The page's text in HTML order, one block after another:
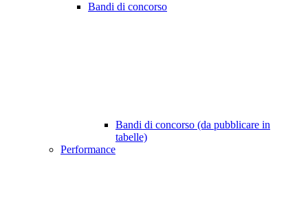
Bandi di concorso
Bandi di concorso (da pubblicare in
tabelle)
Performance